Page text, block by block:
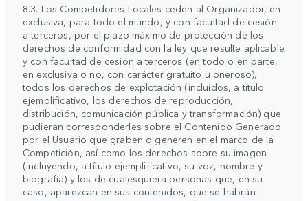
8.3. Los Competidores Locales ceden al Organizador, en
exclusiva, para todo el mundo, y con facultad de cesión
a terceros, por el plazo máximo de protección de los
derechos de conformidad con la ley que resulte aplicable
y con facultad de cesión a terceros (en todo o en parte,
en exclusiva o no, con carácter gratuito u oneroso),
todos los derechos de explotación (incluidos, a título
ejemplificativo, los derechos de reproducción,
distribución, comunicación pública y transformación) que
pudieran corresponderles sobre el Contenido Generado
por el Usuario que graben o generen en el marco de la
Competición, así como los derechos sobre su imagen
(incluyendo, a título ejemplificativo, su voz, nombre y
biografía) y los de cualesquiera personas que, en su
caso, aparezcan en sus contenidos, que se habrán